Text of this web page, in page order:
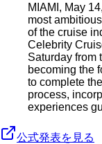
MIAMI, May
most
of the cruise
Celebrity
Saturday from
becoming the
to complete
process,
experiences
公式発表を見る